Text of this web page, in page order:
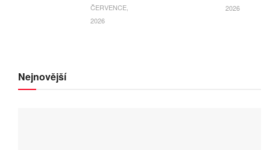
ČERVENCE,
2026
2026
Nejnovější